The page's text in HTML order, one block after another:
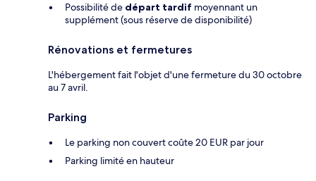
Possibilité de départ tardif moyennant un
supplément (sous réserve de disponibilité)
Rénovations et fermetures
L'hébergement fait l'objet d'une fermeture du 30 octobre
au 7 avril.
Parking
Le parking non couvert coûte 20 EUR par jour
Parking limité en hauteur